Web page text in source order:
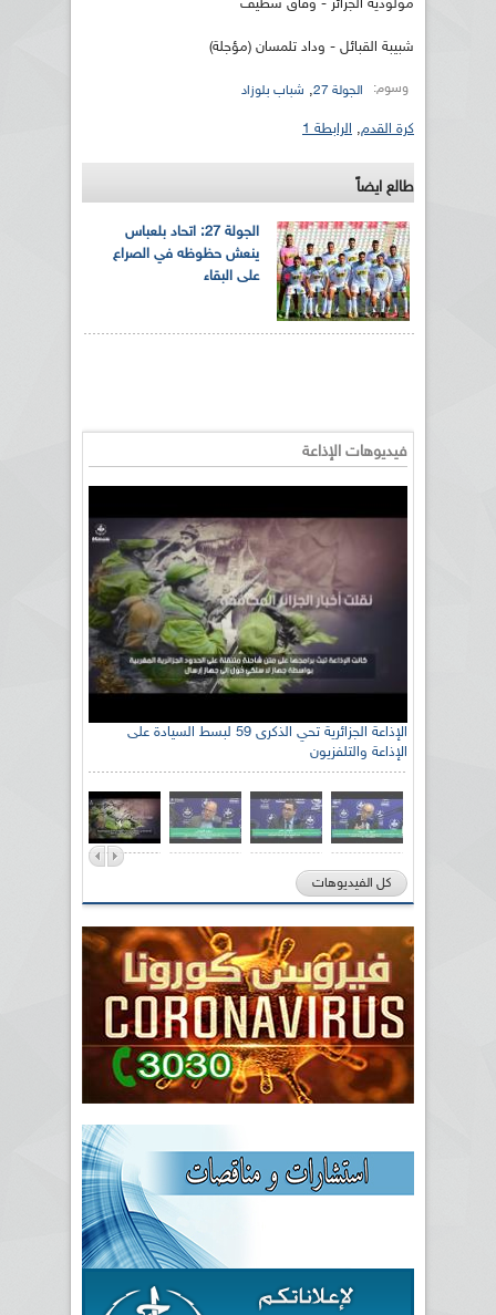
مولودية الجزائر - وفاق سطيف
شبيبة القبائل - وداد تلمسان (مؤجلة)
وسوم: الجولة 27 , شباب بلوزاد
كرة القدم, الرابطة 1
طالع ايضاً
الجولة 27: اتحاد بلعباس
ينعش حظوظه في الصراع
على البقاء
فيديوهات الإذاعة
الإذاعة الجزائرية تحي الذكرى 59 لبسط السيادة على
الإذاعة والتلفزيون
كل الفيديوهات